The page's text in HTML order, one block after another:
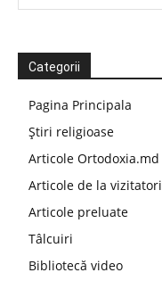
Categorii
Pagina Principala
Știri religioase
Articole Ortodoxia.md
Articole de la vizitatori
Articole preluate
Tâlcuiri
Bibliotecă video